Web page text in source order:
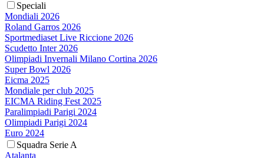
Speciali
Mondiali 2026
Roland Garros 2026
Sportmediaset Live Riccione 2026
Scudetto Inter 2026
Olimpiadi Invernali Milano Cortina 2026
Super Bowl 2026
Eicma 2025
Mondiale per club 2025
EICMA Riding Fest 2025
Paralimpiadi Parigi 2024
Olimpiadi Parigi 2024
Euro 2024
Squadra Serie A
Atalanta